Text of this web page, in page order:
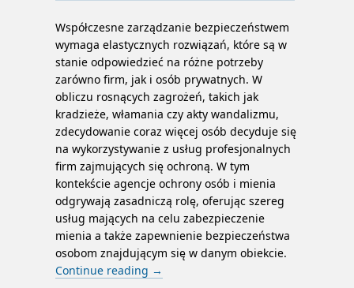
Współczesne zarządzanie bezpieczeństwem
wymaga elastycznych rozwiązań, które są w
stanie odpowiedzieć na różne potrzeby
zarówno firm, jak i osób prywatnych. W
obliczu rosnących zagrożeń, takich jak
kradzieże, włamania czy akty wandalizmu,
zdecydowanie coraz więcej osób decyduje się
na wykorzystywanie z usług profesjonalnych
firm zajmujących się ochroną. W tym
kontekście agencje ochrony osób i mienia
odgrywają zasadniczą rolę, oferując szereg
usług mających na celu zabezpieczenie
mienia a także zapewnienie bezpieczeństwa
osobom znajdującym się w danym obiekcie.
Continue reading →